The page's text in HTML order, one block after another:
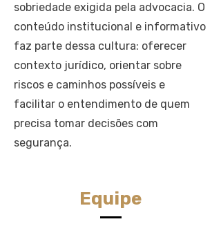
sobriedade exigida pela advocacia. O
conteúdo institucional e informativo
faz parte dessa cultura: oferecer
contexto jurídico, orientar sobre
riscos e caminhos possíveis e
facilitar o entendimento de quem
precisa tomar decisões com
segurança.
Equipe